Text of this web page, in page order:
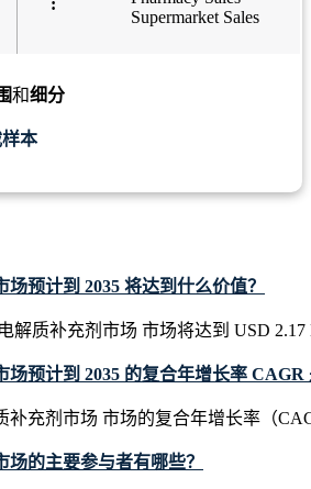
:
Supermarket Sales
和细分
本
预计到 2035 将达到什么价值？
解质补充剂市场 市场将达到 USD
场预计到 2035 的复合年增长率 CAGR
补充剂市场 市场的复合年增长率（
场的主要参与者有哪些？